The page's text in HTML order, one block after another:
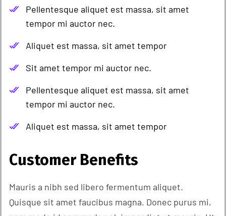
Pellentesque aliquet est massa, sit amet
tempor mi auctor nec.
Aliquet est massa, sit amet tempor
Sit amet tempor mi auctor nec.
Pellentesque aliquet est massa, sit amet
tempor mi auctor nec.
Aliquet est massa, sit amet tempor
Customer Benefits​
Mauris a nibh sed libero fermentum aliquet.
Quisque sit amet faucibus magna. Donec purus mi,